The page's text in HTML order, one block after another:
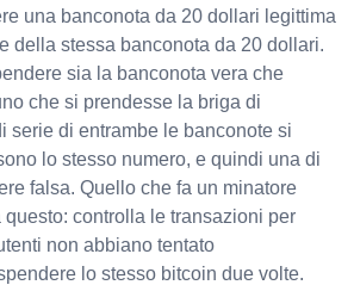
una banconota da 20 dollari legittima
della stessa banconota da 20 dollari.
sia la banconota vera che
che si prendesse la briga di
serie di entrambe le banconote si
lo stesso numero, e quindi una di
falsa. Quello che fa un minatore
controlla le transazioni per
non abbiano tentato
lo stesso bitcoin due volte.